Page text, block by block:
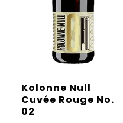
Kolonne Null
Cuvée Rouge No.
02